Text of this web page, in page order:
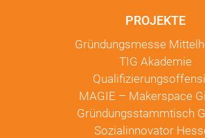
PROJEKTE
Gründungsmesse
TIG Akademie
MAGIE – Makerspace
Gründungsstammtisch
Sozialinnovator